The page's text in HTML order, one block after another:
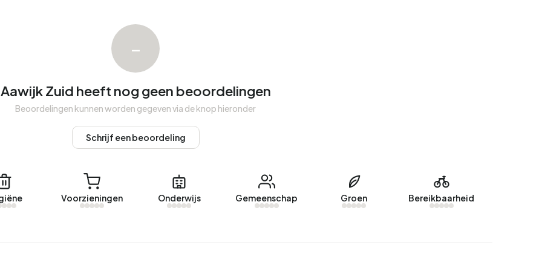
De gemiddelde vraagprijs per m² perceel is
recentelijke woning isEemweg 86aangeboden door
verhuurd in Aawijk Zuid. Een aanbod werd
energielabel. De meest voorkomende labels
–
Aawijk Zuid heeft nog geen beoordelingen
Beoordelingen kunnen worden gegeven via de knop hieronder
Schrijf een beoordeling
Voorzieningen Onderwijs Gemeenschap Groen Bereikbaarheid